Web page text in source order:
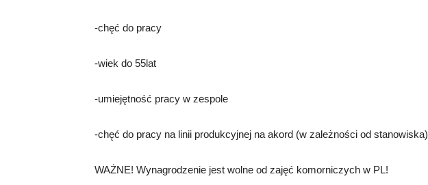
-chęć do pracy
-wiek do 55lat
-umiejętność pracy w zespole
-chęć do pracy na linii produkcyjnej na akord (w zależności od stanowiska)
WAŻNE! Wynagrodzenie jest wolne od zajęć komorniczych w PL!